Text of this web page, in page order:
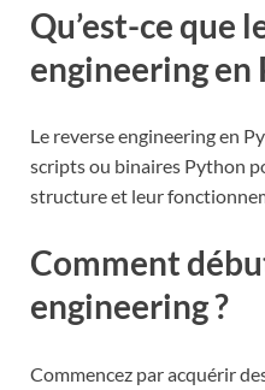
Qu’est-ce que
engineering en
Le reverse engineering en
scripts ou binaires Python
structure et leur
Comment
engineering ?
Commencez par acquérir